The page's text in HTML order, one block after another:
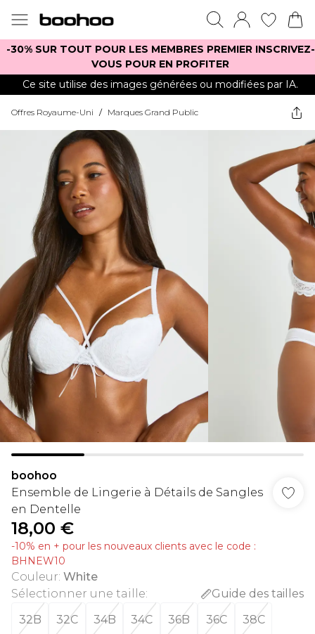
-30% SUR TOUT POUR LES MEMBRES PREMIER INSCRIVEZ-
VOUS POUR EN PROFITER
Ce site utilise des images générées ou modifiées par IA.
Offres Royaume-Uni / Marques Grand Public
boohoo
Ensemble de Lingerie à Détails de Sangles
en Dentelle
18,00 €
-10% en + pour les nouveaux clients avec le code :
BHNEW10
Couleur: White
Sélectionner une taille:
Guide des tailles
32B
32C 34B 34C 36B 36C 38C